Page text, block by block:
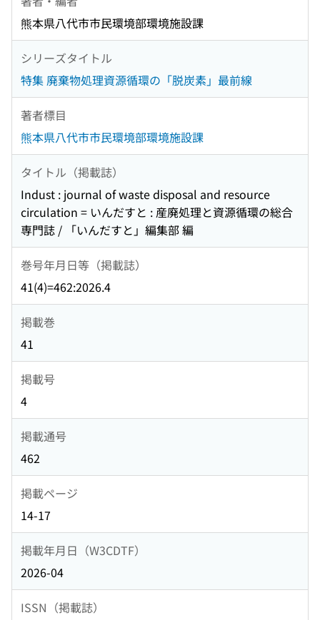
熊本県八代市市民環境部環境施設課
シリーズタイトル
特集 廃棄物処理資源循環の「脱炭素」最前線
著者標目
熊本県八代市市民環境部環境施設課
タイトル（掲載誌）
Indust : journal of waste disposal and resource
circulation = いんだすと : 産廃処理と資源循環の総合
専門誌 / 「いんだすと」編集部 編
巻号年月日等（掲載誌）
41(4)=462:2026.4
掲載巻
41
掲載号
4
掲載通号
462
掲載ページ
14-17
掲載年月日（W3CDTF）
2026-04
ISSN（掲載誌）